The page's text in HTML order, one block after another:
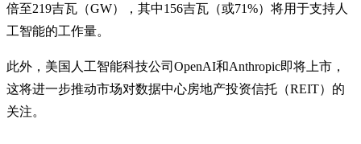
倍至219吉瓦（GW），其中156吉瓦（或71%）将用于支持人
工智能的工作量。
此外，美国人工智能科技公司OpenAI和Anthropic即将上市，
这将进一步推动市场对数据中心房地产投资信托（REIT）的
关注。